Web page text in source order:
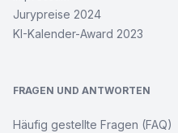
Jurypreise 2024
KI-Kalender-Award 2023
FRAGEN UND ANTWORTEN
Häufig gestellte Fragen (FAQ)